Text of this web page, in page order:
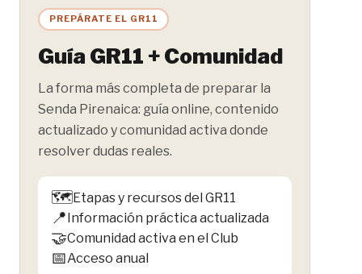
entrada:
PREPÁRATE EL GR11
Guía GR11 + Comunidad
La forma más completa de preparar la
Senda Pirenaica: guía online, contenido
actualizado y comunidad activa donde
resolver dudas reales.
🗺️Etapas y recursos del GR11
📍Información práctica actualizada
🤝Comunidad activa en el Club
📅Acceso anual